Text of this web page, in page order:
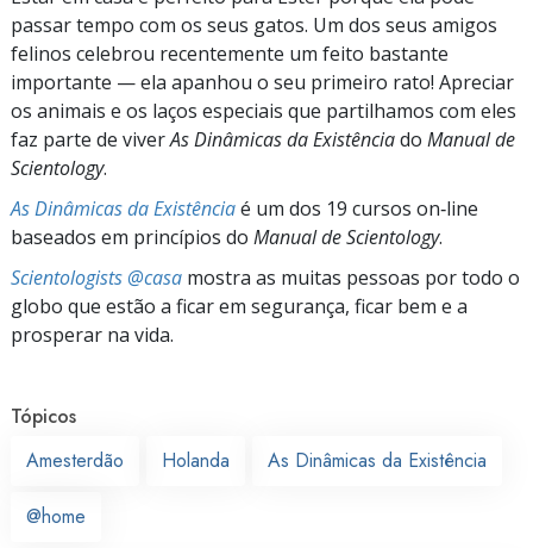
passar tempo com os seus gatos. Um dos seus amigos
felinos celebrou recentemente um feito bastante
importante — ela apanhou o seu primeiro rato! Apreciar
os animais e os laços especiais que partilhamos com eles
faz parte de viverAs Dinâmicas da Existênciado Manual de
Scientology.
As Dinâmicas da Existênciaé um dos 19 cursos on‑line
baseados em princípios do Manual de Scientology.
Scientologists @casa mostra as muitas pessoas por todo o
globo que estão a ficar em segurança, ficar bem e a
prosperar na vida.
Tópicos
Amesterdão
Holanda As Dinâmicas da Existência
@home